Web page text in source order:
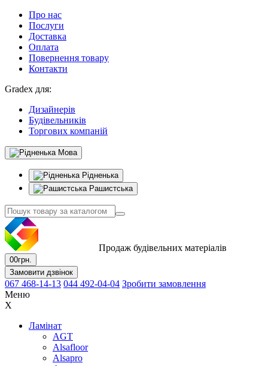
Про нас
Послуги
Доставка
Оплата
Повернення товару
Контакти
Gradex для:
Дизайнерів
Будівельників
Торгових компаній
Мова
Рідненька
Рашистська
Продаж будівельних матеріалів
00грн.
Замовити дзвінок
067 468-14-13 044 492-04-04 Зробити замовлення
Меню
X
Ламінат
AGT
Alsafloor
Alsapro